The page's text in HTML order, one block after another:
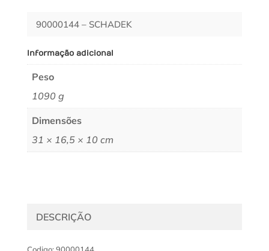
90000144 – SCHADEK
Informação adicional
Peso
1090 g
Dimensões
31 × 16,5 × 10 cm
DESCRIÇÃO
Codigo: 90000144